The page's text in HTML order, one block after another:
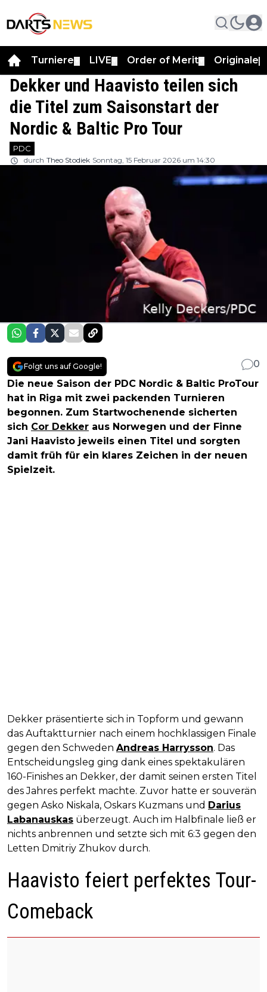
Turniere LIVE Order of Merit Originale
Dekker und Haavisto teilen sich
die Titel zum Saisonstart der
Nordic & Baltic Pro Tour
PDC
durch Theo Stodiek Sonntag, 15 Februar 2026 um 14:30
Folgt uns auf Google!
0
Die neue Saison der PDC Nordic & Baltic ProTour
hat in Riga mit zwei packenden Turnieren
begonnen. Zum Startwochenende sicherten
sich Cor Dekker aus Norwegen und der Finne
Jani Haavisto jeweils einen Titel und sorgten
damit früh für ein klares Zeichen in der neuen
Spielzeit.
Dekker präsentierte sich in Topform und gewann
das Auftaktturnier nach einem hochklassigen Finale
gegen den Schweden Andreas Harrysson. Das
Entscheidungsleg ging dank eines spektakulären
160-Finishes an Dekker, der damit seinen ersten Titel
des Jahres perfekt machte. Zuvor hatte er souverän
gegen Asko Niskala, Oskars Kuzmans und Darius
Labanauskas überzeugt. Auch im Halbfinale ließ er
nichts anbrennen und setzte sich mit 6:3 gegen den
Letten Dmitriy Zhukov durch.
Haavisto feiert perfektes Tour-
Comeback